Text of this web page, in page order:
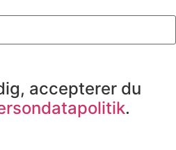
accepterer du
.